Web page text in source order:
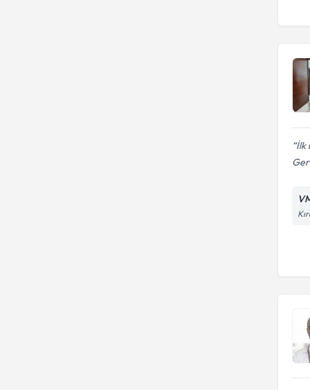
İlk